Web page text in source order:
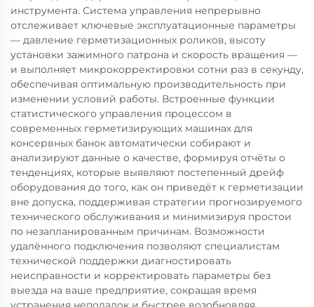
инструмента. Система управления непрерывно
отслеживает ключевые эксплуатационные параметры
— давление герметизационных роликов, высоту
установки зажимного патрона и скорость вращения —
и выполняет микрокорректировки сотни раз в секунду,
обеспечивая оптимальную производительность при
изменении условий работы. Встроенные функции
статистического управления процессом в
современных герметизирующих машинах для
консервных банок автоматически собирают и
анализируют данные о качестве, формируя отчёты о
тенденциях, которые выявляют постепенный дрейф
оборудования до того, как он приведёт к герметизации
вне допуска, поддерживая стратегии прогнозируемого
технического обслуживания и минимизируя простои
по незапланированным причинам. Возможности
удалённого подключения позволяют специалистам
технической поддержки диагностировать
неисправности и корректировать параметры без
выезда на ваше предприятие, сокращая время